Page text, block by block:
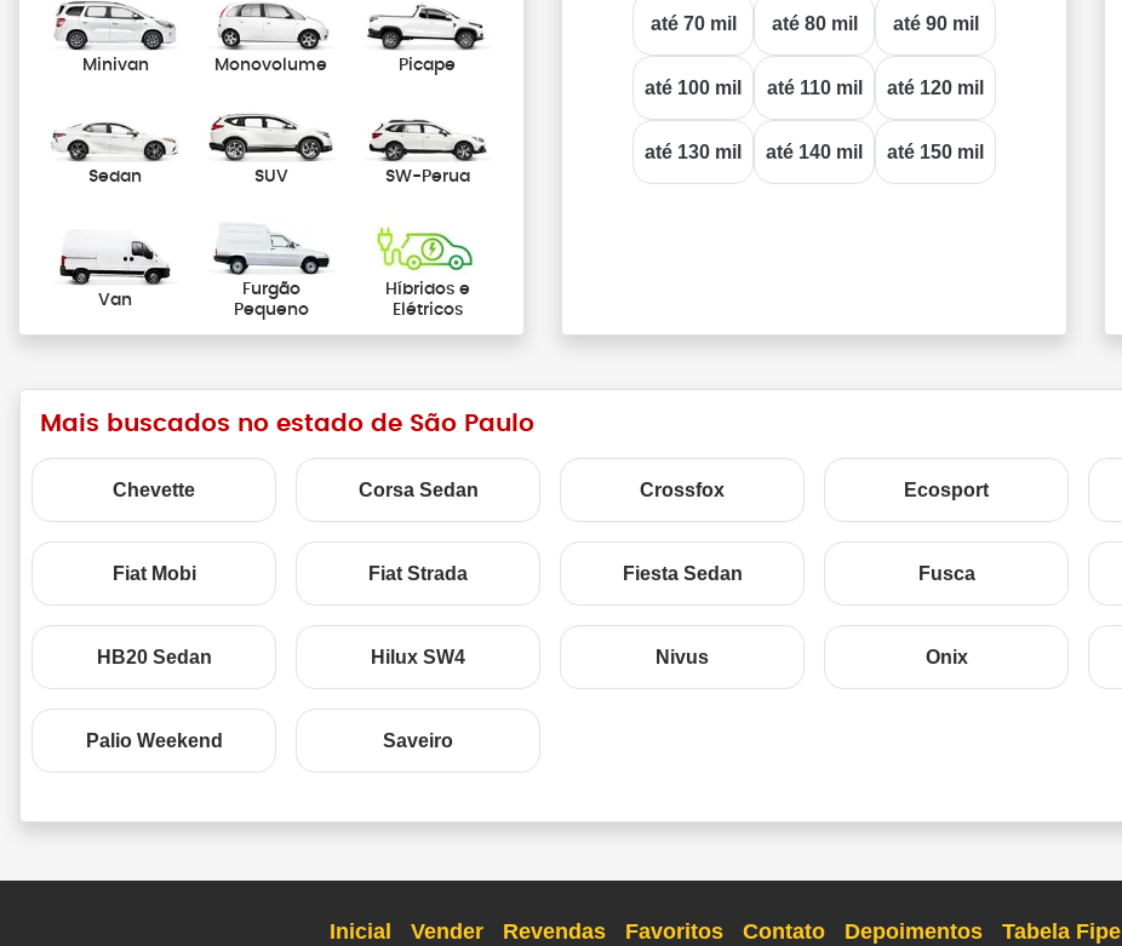
Minivan Monovolume Picape
Sedan SUV SW-Perua
Van
Furgão
Pequeno
Híbridos e
Elétricos
até 70 mil até 80 mil até 90 mil
até 100 mil até 110 mil até 120 mil
até 130 mil até 140 mil até 150 mil
Mais buscados no estado de São Paulo
Chevette Corsa Sedan Crossfox Ecosport
Fiat Mobi Fiat Strada Fiesta Sedan Fusca
HB20 Sedan Hilux SW4 Nivus Onix
Palio Weekend Saveiro
Inicial Vender Revendas Favoritos Contato Depoimentos Tabela Fipe